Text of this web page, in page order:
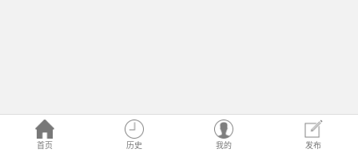
首页 历史 我的 发布